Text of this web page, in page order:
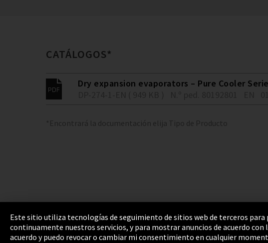
CATÁLOGOS*
Dry expansion evaporators – Pure Cooler
*Encontrará la documentación elija Tipo de Producto
Pie de imprenta Política de privacidad Cookie Settings
Este sitio utiliza tecnologías de seguimiento de sitios web de terceros
continuamente nuestros servicios, y para mostrar anuncios de acuerdo con
acuerdo y puedo revocar o cambiar mi consentimiento en cualquier